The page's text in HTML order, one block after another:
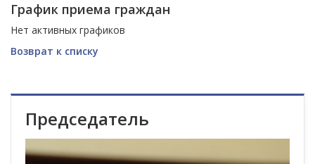
График приема граждан
Нет активных графиков
Возврат к списку
Председатель